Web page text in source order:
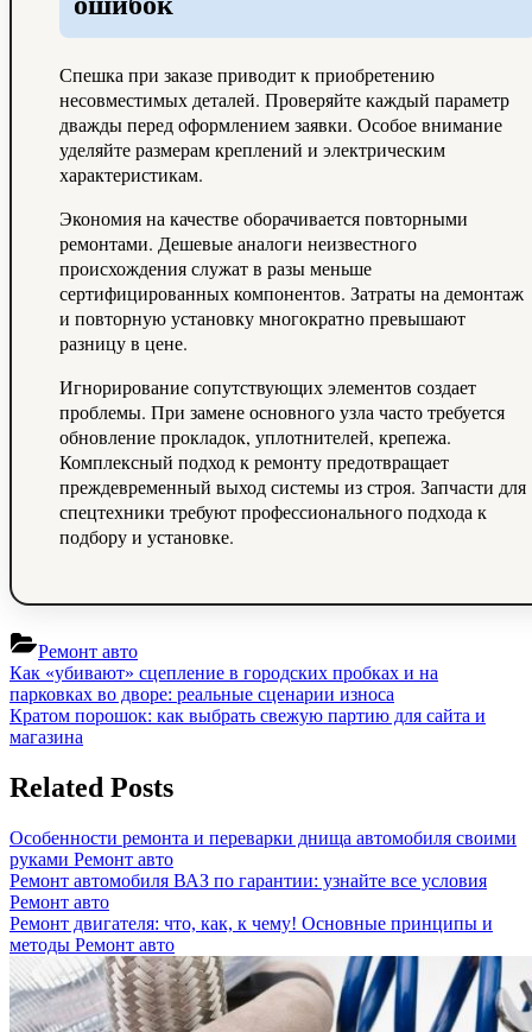
Спешка при заказе приводит к приобретению
несовместимых деталей. Проверяйте каждый параметр
дважды перед оформлением заявки. Особое внимание
уделяйте размерам креплений и электрическим
характеристикам.
Экономия на качестве оборачивается повторными
ремонтами. Дешевые аналоги неизвестного
происхождения служат в разы меньше
сертифицированных компонентов. Затраты на демонтаж
и повторную установку многократно превышают
разницу в цене.
Игнорирование сопутствующих элементов создает
проблемы. При замене основного узла часто требуется
обновление прокладок, уплотнителей, крепежа.
Комплексный подход к ремонту предотвращает
преждевременный выход системы из строя. Запчасти для
спецтехники требуют профессионального подхода к
подбору и установке.
Ремонт авто
Навигация
по
записям
Previous
Post:
Как «убивают» сцепление в городских пробках и на
парковках во дворе: реальные сценарии износа
Next
Post:
Кратом порошок: как выбрать свежую партию для сайта и
магазина
Related Posts
Особенности ремонта и переварки днища автомобиля своими
руками Ремонт авто
Ремонт автомобиля ВАЗ по гарантии: узнайте все условия
Ремонт авто
Ремонт двигателя: что, как, к чему! Основные принципы и
методы Ремонт авто